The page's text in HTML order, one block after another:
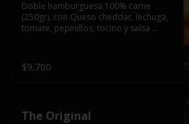
Doble hamburguesa 100% carne
(250gr), con Queso cheddar, lechuga,
tomate, pepinillos, tocino y salsa
$9.700
The Original